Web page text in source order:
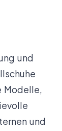
und
Modelle,
und